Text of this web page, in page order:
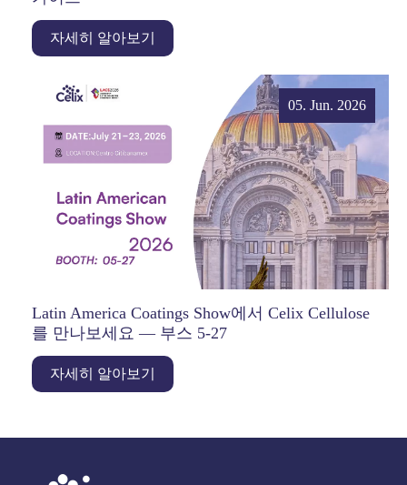
자세히 알아보기
05. Jun. 2026
Latin America Coatings Show에서 Celix Cellulose
를 만나보세요 — 부스 5-27
자세히 알아보기